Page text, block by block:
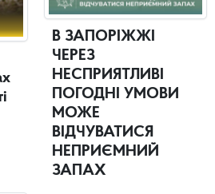
В ЗАПОРІЖЖІ
ЧЕРЕЗ
НЕСПРИЯТЛИВІ
ПОГОДНІ УМОВИ
МОЖЕ
ВІДЧУВАТИСЯ
НЕПРИЄМНИЙ
ЗАПАХ